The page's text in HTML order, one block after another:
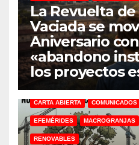
La Revuelta de
Vaciada se
Aniversario
«abandono
los proyectos
CARTA ABIERTA COMUNICADOS
EFEMÉRIDES MACROGRANJAS
RENOVABLES